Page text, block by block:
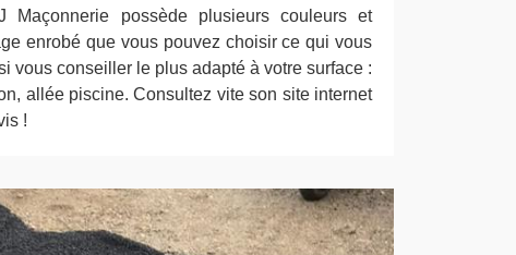
Maçonnerie possède plusieurs couleurs et
enrobé que vous pouvez choisir ce qui vous
vous conseiller le plus adapté à votre surface :
allée piscine. Consultez vite son site internet
!